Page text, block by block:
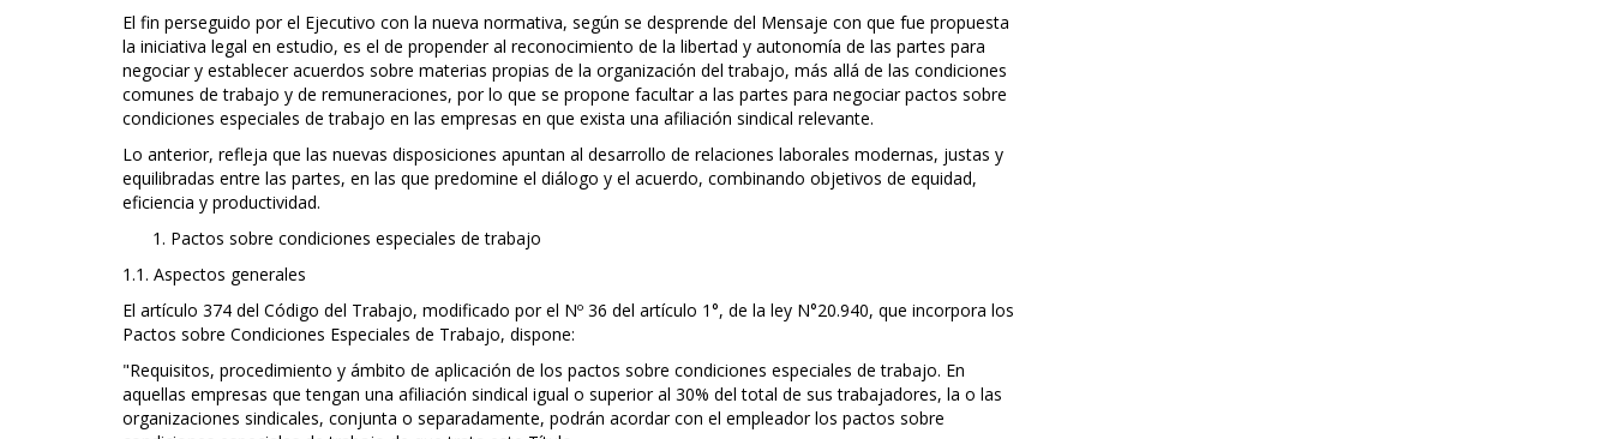
El fin perseguido por el Ejecutivo con la nueva normativa, según se desprende del Mensaje con que fue propuesta
la iniciativa legal en estudio, es el de propender al reconocimiento de la libertad y autonomía de las partes para
negociar y establecer acuerdos sobre materias propias de la organización del trabajo, más allá de las condiciones
comunes de trabajo y de remuneraciones, por lo que se propone facultar a las partes para negociar pactos sobre
condiciones especiales de trabajo en las empresas en que exista una afiliación sindical relevante.
Lo anterior, refleja que las nuevas disposiciones apuntan al desarrollo de relaciones laborales modernas, justas y
equilibradas entre las partes, en las que predomine el diálogo y el acuerdo, combinando objetivos de equidad,
eficiencia y productividad.
Pactos sobre condiciones especiales de trabajo
1.1. Aspectos generales
El artículo 374 del Código del Trabajo, modificado por el Nº 36 del artículo 1°, de la ley N°20.940, que incorpora los
Pactos sobre Condiciones Especiales de Trabajo, dispone:
"Requisitos, procedimiento y ámbito de aplicación de los pactos sobre condiciones especiales de trabajo. En
aquellas empresas que tengan una afiliación sindical igual o superior al 30% del total de sus trabajadores, la o las
organizaciones sindicales, conjunta o separadamente, podrán acordar con el empleador los pactos sobre